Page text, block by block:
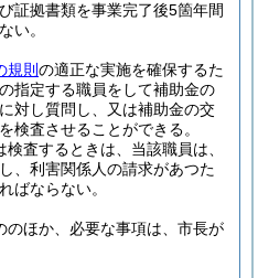
証拠書類を事業完了後5箇年間
い。
規則 の適正な実施を確保するた
指定する職員をして補助金の
対し質問し、又は補助金の交
検査させることができる。
査するときは、当該職員は、
、利害関係人の請求があつた
ばならない。
のほか、必要な事項は、市長が